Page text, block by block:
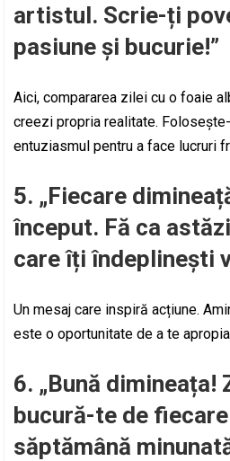
artistul. Scrie-ți
pasiune și bucurie!”
Aici, compararea zilei cu o foaie
creezi propria realitate.
entuziasmul pentru a face lucruri
5. „Fiecare
început. Fă ca
care îți îndeplinești
Un mesaj care inspiră acțiune.
este o oportunitate de a te
6. „Bună dimineața!
bucură-te de
săptămână